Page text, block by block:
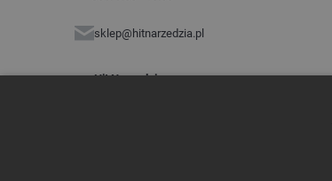
sklep@hitnarzedzia.pl
Hit Narzędzia